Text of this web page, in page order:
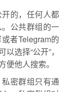
的，任何人都
公共群组的一
者Telegram的
选择“公开”，
他人搜索。
密群组只有通